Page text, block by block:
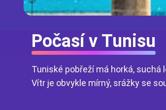
Počasí v Tunisu
Tuniské pobřeží má horká,
Vítr je obvykle mírný, srážky se